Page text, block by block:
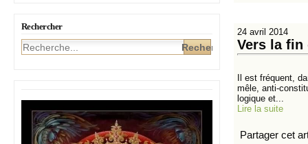
Rechercher
24 avril 2014
Vers la fin
Il est fréquent,
mêle, anti-
logique et...
Lire la suite
Partager cet